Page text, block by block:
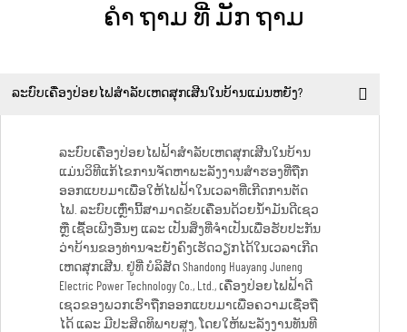
ຄໍາ ຖາມ ທີ່ ມັກ ຖາມ
ລະບົບເຄື່ອງປ່ອຍໄຟສຳລັບເຫດສຸກເສີນໃນບ້ານແມ່ນຫຍັງ?
ລະບົບເຄື່ອງປ່ອຍໄຟຟ້າສຳລັບເຫດສຸກເສີນໃນບ້ານ
ແມ່ນວິທີແກ້ໄຂການຈັດຫາພະລັງງານສຳຮອງທີ່ຖືກ
ອອກແບບມາເພື່ອໃຫ້ໄຟຟ້າໃນເວລາທີ່ເກີດການຕັດ
ໄຟ. ລະບົບເຫຼົ່ານີ້ສາມາດຂັບເຄື່ອນດ້ວຍນ້ຳມັນດີເຊວ
ຫຼື ເຊື້ອເພີງອື່ນໆ ແລະ ເປັນສິ່ງທີ່ຈຳເປັນເພື່ອຮັບປະກັນ
ວ່າບ້ານຂອງທ່ານຈະຍັງຄົງເຮັດວຽກໄດ້ໃນເວລາເກີດ
ເຫດສຸກເສີນ. ຢູ່ທີ່ ບໍລິສັດ Shandong Huayang Juneng
Electric Power Technology Co., Ltd., ເຄື່ອງປ່ອຍໄຟຟ້າດີ
ເຊວຂອງພວກເຮົາຖືກອອກແບບມາເພື່ອຄວາມເຊື່ອຖື
ໄດ້ ແລະ ມີປະສິດທິພາບສູງ, ໂດຍໃຫ້ພະລັງງານທັນທີ